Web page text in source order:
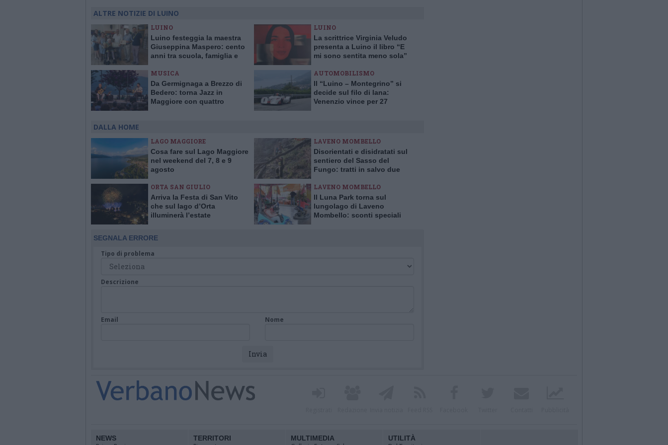
ALTRE NOTIZIE DI LUINO
LUINO
Luino festeggia la maestra
Giuseppina Maspero: cento
anni tra scuola, famiglia e
LUINO
La scrittrice Virginia Veludo
presenta a Luino il libro “E
mi sono sentita meno sola”
MUSICA
Da Germignaga a Brezzo di
Bedero: torna Jazz in
Maggiore con quattro
AUTOMOBILISMO
Il “Luino – Montegrino” si
decide sul filo di lana:
Venenzio vince per 27
DALLA HOME
LAGO MAGGIORE
Cosa fare sul Lago Maggiore
nel weekend del 7, 8 e 9
agosto
LAVENO MOMBELLO
Disorientati e disidratati sul
sentiero del Sasso del
Fungo: tratti in salvo due
ORTA SAN GIULIO
Arriva la Festa di San Vito
che sul lago d’Orta
illuminerà l’estate
LAVENO MOMBELLO
Il Luna Park torna sul
lungolago di Laveno
Mombello: sconti speciali
SEGNALA ERRORE
Tipo di problema
Descrizione
Email Nome
NEWS TERRITORI MULTIMEDIA UTILITÀ